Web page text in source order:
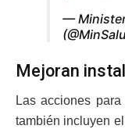
—
Mejoran
Las acciones
también incluyen